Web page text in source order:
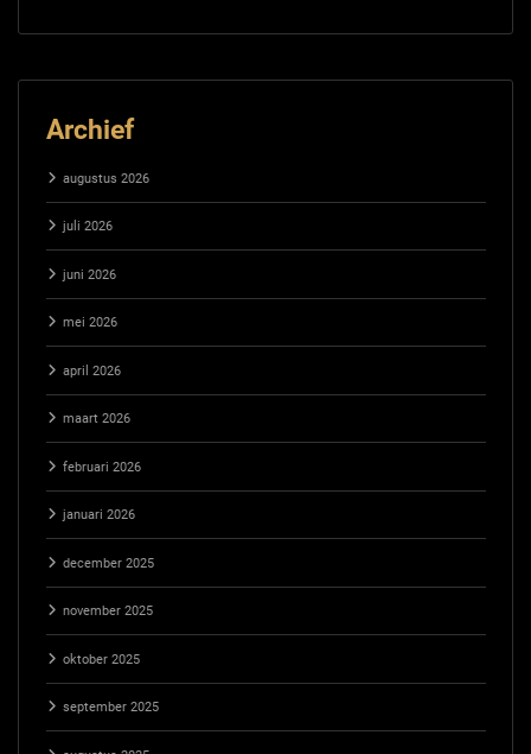
Archief
augustus 2026
juli 2026
juni 2026
mei 2026
april 2026
maart 2026
februari 2026
januari 2026
december 2025
november 2025
oktober 2025
september 2025